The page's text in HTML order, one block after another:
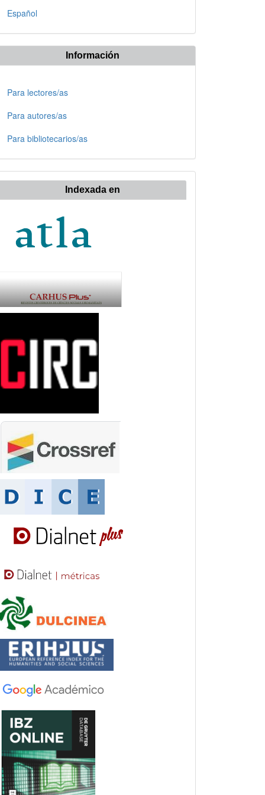
Español
Información
Para lectores/as
Para autores/as
Para bibliotecarios/as
Indexada en